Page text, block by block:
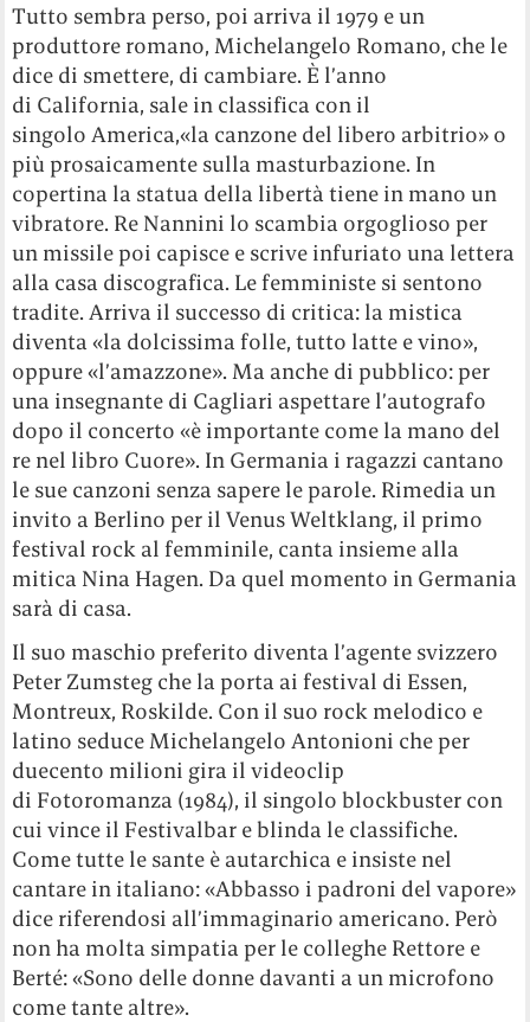
Tutto sembra perso, poi arriva il 1979 e un
produttore romano, Michelangelo Romano, che le
dice di smettere, di cambiare. È l’anno
di California, sale in classifica con il
singolo America,«la canzone del libero arbitrio» o
più prosaicamente sulla masturbazione. In
copertina la statua della libertà tiene in mano un
vibratore. Re Nannini lo scambia orgoglioso per
un missile poi capisce e scrive infuriato una lettera
alla casa discografica. Le femministe si sentono
tradite. Arriva il successo di critica: la mistica
diventa «la dolcissima folle, tutto latte e vino»,
oppure «l’amazzone». Ma anche di pubblico: per
una insegnante di Cagliari aspettare l’autografo
dopo il concerto «è importante come la mano del
re nel libro Cuore». In Germania i ragazzi cantano
le sue canzoni senza sapere le parole. Rimedia un
invito a Berlino per il Venus Weltklang, il primo
festival rock al femminile, canta insieme alla
mitica Nina Hagen. Da quel momento in Germania
sarà di casa.
Il suo maschio preferito diventa l’agente svizzero
Peter Zumsteg che la porta ai festival di Essen,
Montreux, Roskilde. Con il suo rock melodico e
latino seduce Michelangelo Antonioni che per
duecento milioni gira il videoclip
di Fotoromanza (1984), il singolo blockbuster con
cui vince il Festivalbar e blinda le classifiche.
Come tutte le sante è autarchica e insiste nel
cantare in italiano: «Abbasso i padroni del vapore»
dice riferendosi all’immaginario americano. Però
non ha molta simpatia per le colleghe Rettore e
Berté: «Sono delle donne davanti a un microfono
come tante altre».